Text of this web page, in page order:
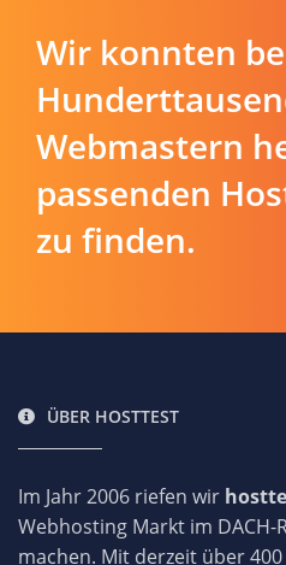
Wir konnten
Webmastern
passenden
zu finden.
ÜBER HOSTTEST
Im Jahr 2006 riefen wir
Webhosting Markt im
machen. Mit derzeit über